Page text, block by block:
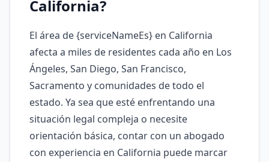
California?
El área de {serviceNameEs} en California
afecta a miles de residentes cada año en Los
Ángeles, San Diego, San Francisco,
Sacramento y comunidades de todo el
estado. Ya sea que esté enfrentando una
situación legal compleja o necesite
orientación básica, contar con un abogado
con experiencia en California puede marcar